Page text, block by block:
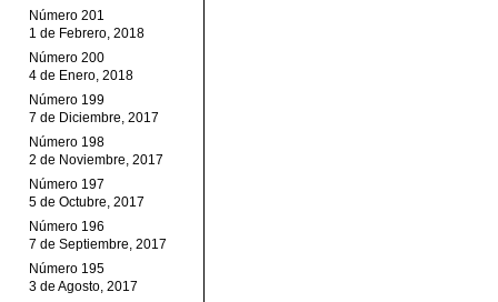
Número 201
1 de Febrero, 2018
Número 200
4 de Enero, 2018
Número 199
7 de Diciembre, 2017
Número 198
2 de Noviembre, 2017
Número 197
5 de Octubre, 2017
Número 196
7 de Septiembre, 2017
Número 195
3 de Agosto, 2017